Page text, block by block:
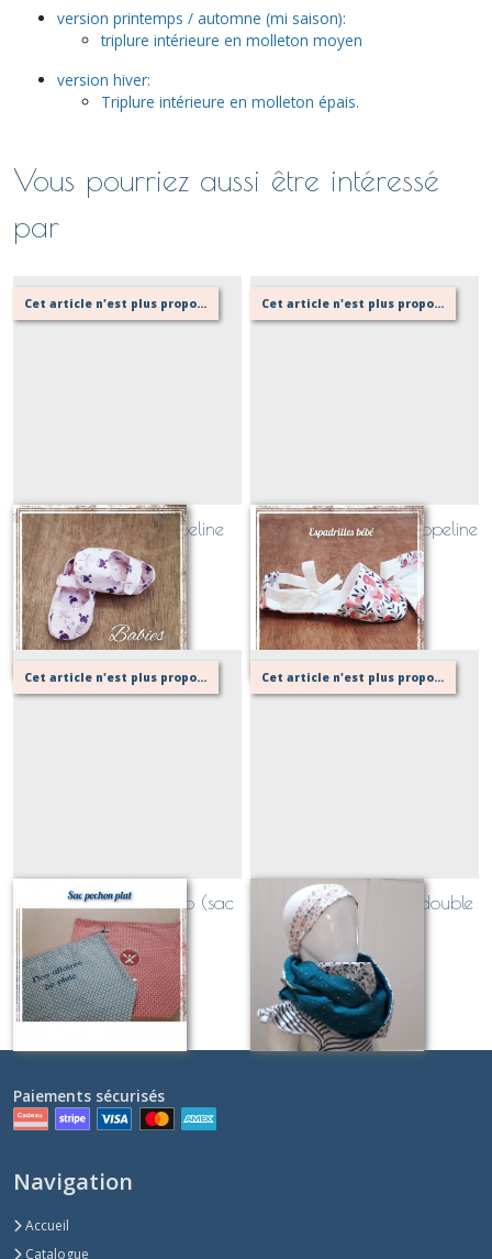
version printemps / automne (mi saison):
triplure intérieure en molleton moyen
version hiver:
Triplure intérieure en molleton épais.
Vous pourriez aussi être intéressé
par
Cet article n'est plus proposé, retournez au menu principal ou contactez moi!
Babies bébé en popeline
Sur demande
Cet article n'est plus proposé, retournez au menu principal ou contactez moi!
Espadrilles bébé en popeline
Sur demande
Cet article n'est plus proposé, retournez au menu principal ou contactez moi!
pochon plat de camp (sac
de camp)
Sur demande
Cet article n'est plus proposé, retournez au menu principal ou contactez moi!
Snood / cache cou double
tour!
Sur demande
Paiements sécurisés
Navigation
Accueil
Catalogue